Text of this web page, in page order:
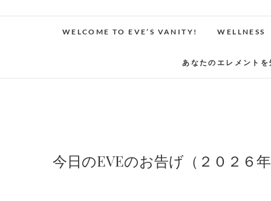
WELCOME TO EVE’S VANITY! WELLNESS
あなたのエレメント
今日のEVEのお告げ（２０２６